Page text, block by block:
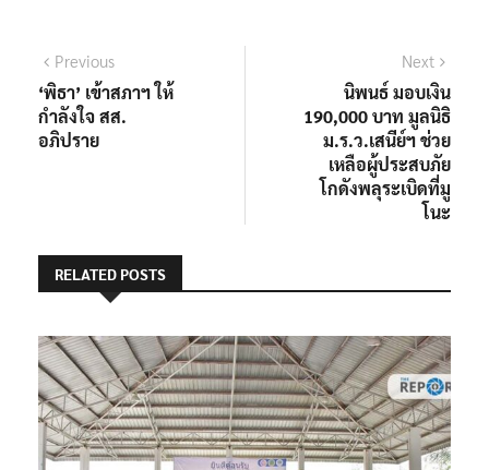
แนะแนว
เรื่อง
PreviousPrevious
post:
‘พิธา’ เข้าสภาฯ ให้
กำลังใจ สส.
อภิปราย
Next
post:
นิพนธ์ มอบเงิน
190,000 บาท มูลนิธิ
ม.ร.ว.เสนีย์ฯ ช่วย
เหลือผู้ประสบภัย
โกดังพลุระเบิดที่มู
โนะ
RELATED POSTS